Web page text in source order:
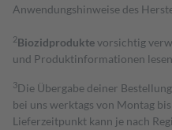
Anwendungshinweise des
2Biozidproduktevorsichtig
und Produktinformationen
3Die Übergabe deiner
bei uns werktags von Montag
Lieferzeitpunkt kann je nach